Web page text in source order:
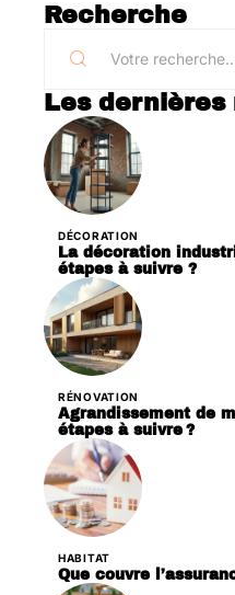
Recherche
Les dernières
DÉCORATION
La décoration
étapes à suivre ?
RÉNOVATION
Agrandissement de
étapes à suivre ?
HABITAT
Que couvre